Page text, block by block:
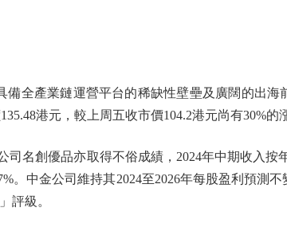
全產業鏈運營平台的稀缺性壁壘及廣闊的出海
港元，較上周五收市價104.2港元尚有30%的
創優品亦取得不俗成績，2024年中期收入按
。中金公司維持其2024至2026年每股盈利預測
評級。